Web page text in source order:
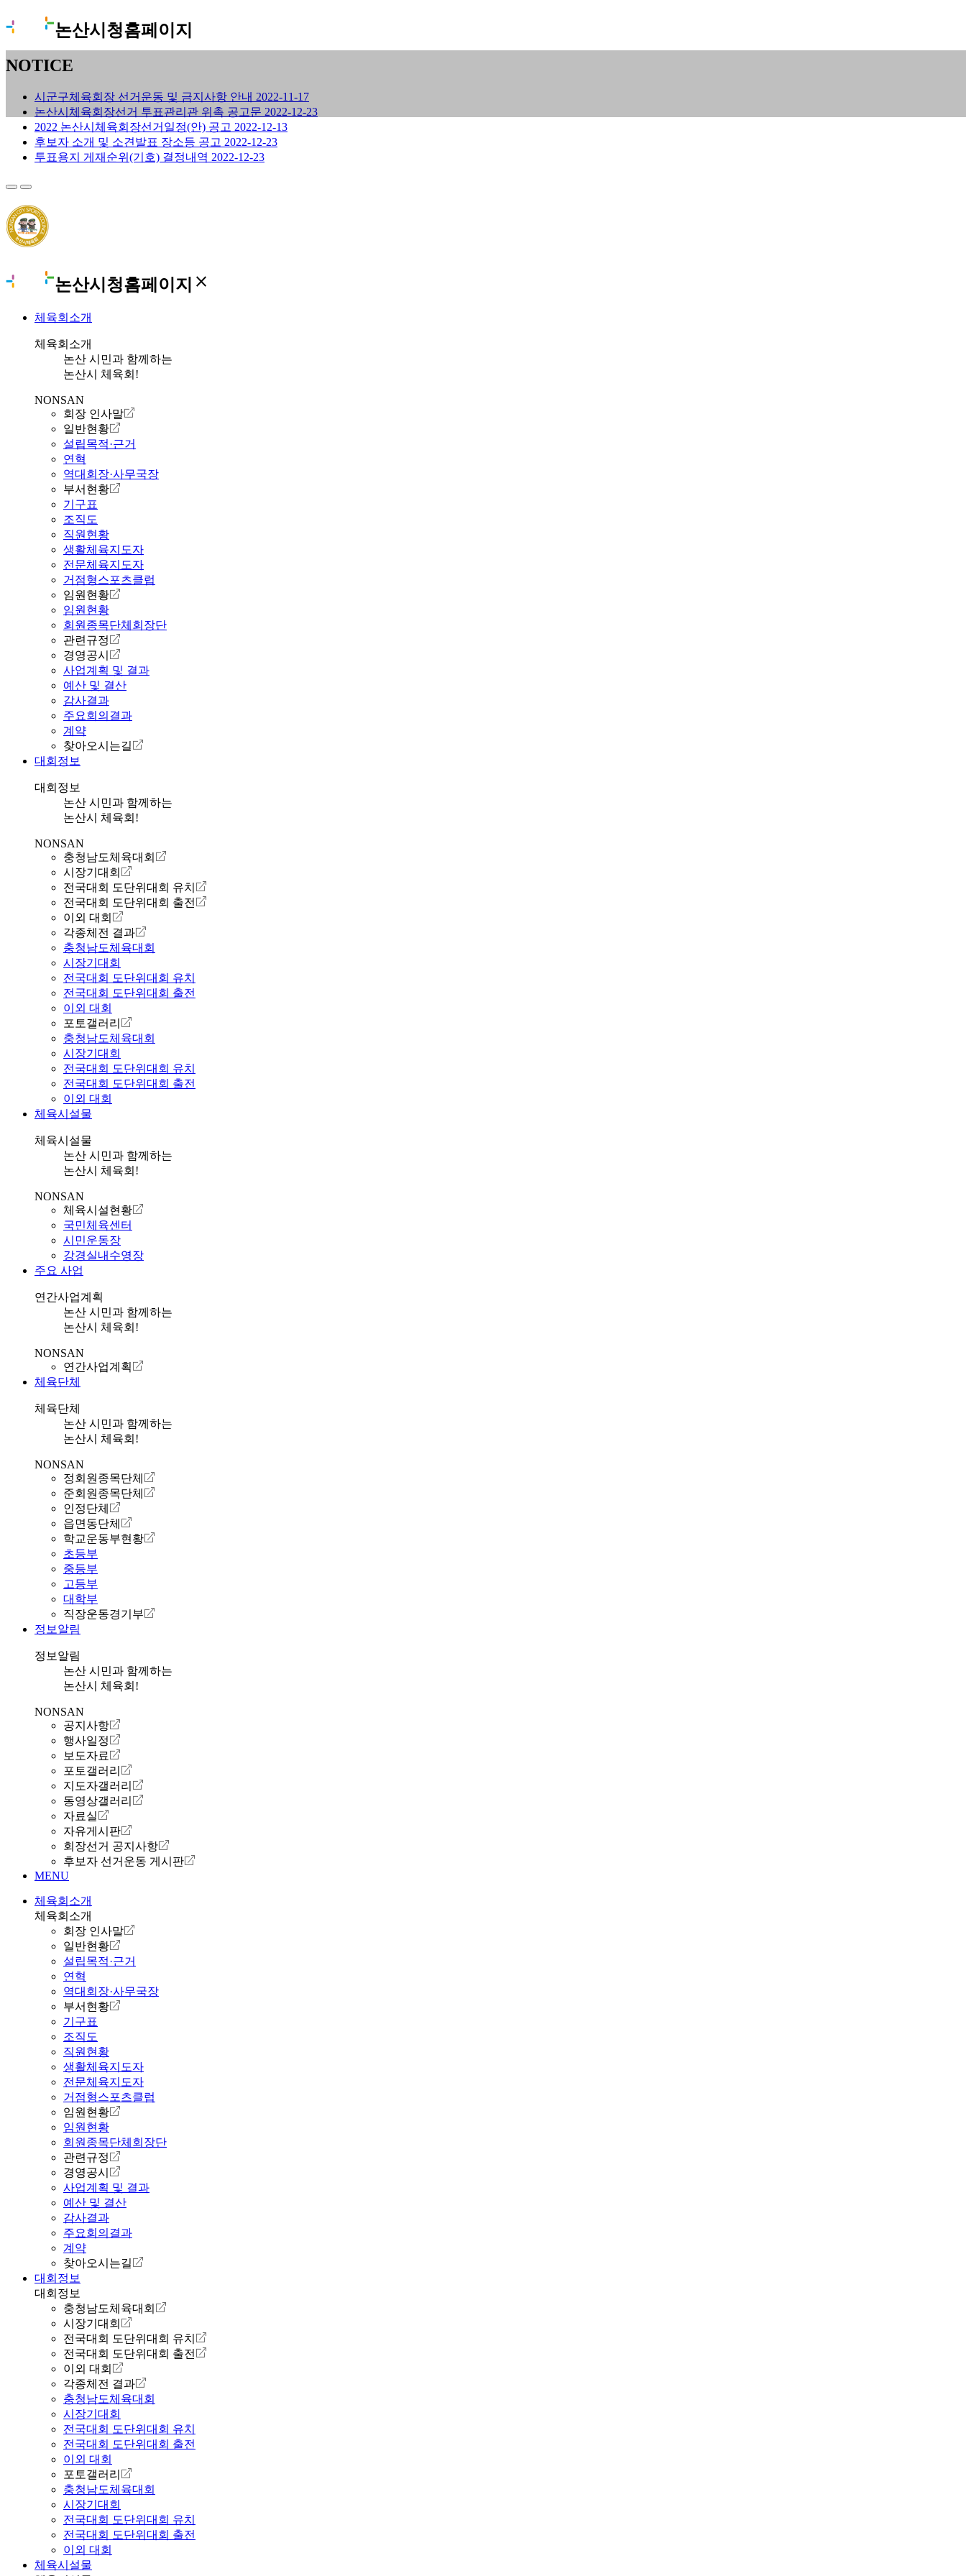
논산시청홈페이지
NOTICE
시군구체육회장 선거운동 및 금지사항 안내 2022-11-17
논산시체육회장선거 투표관리관 위촉 공고문 2022-12-23
2022 논산시체육회장선거일정(안) 공고 2022-12-13
후보자 소개 및 소견발표 장소등 공고 2022-12-23
투표용지 게재순위(기호) 결정내역 2022-12-23
논산시청홈페이지 close
체육회소개
체육회소개
논산 시민과 함께하는
논산시 체육회!
NONSAN
회장 인사말
일반현황
설립목적·근거
연혁
역대회장·사무국장
부서현황
기구표
조직도
직원현황
생활체육지도자
전문체육지도자
거점형스포츠클럽
임원현황
임원현황
회원종목단체회장단
관련규정
경영공시
사업계획 및 결과
예산 및 결산
감사결과
주요회의결과
계약
찾아오시는길
대회정보
대회정보
논산 시민과 함께하는
논산시 체육회!
NONSAN
충청남도체육대회
시장기대회
전국대회 도단위대회 유치
전국대회 도단위대회 출전
이외 대회
각종체전 결과
충청남도체육대회
시장기대회
전국대회 도단위대회 유치
전국대회 도단위대회 출전
이외 대회
포토갤러리
충청남도체육대회
시장기대회
전국대회 도단위대회 유치
전국대회 도단위대회 출전
이외 대회
체육시설물
체육시설물
논산 시민과 함께하는
논산시 체육회!
NONSAN
체육시설현황
국민체육센터
시민운동장
강경실내수영장
주요 사업
연간사업계획
논산 시민과 함께하는
논산시 체육회!
NONSAN
연간사업계획
체육단체
체육단체
논산 시민과 함께하는
논산시 체육회!
NONSAN
정회원종목단체
준회원종목단체
인정단체
읍면동단체
학교운동부현황
초등부
중등부
고등부
대학부
직장운동경기부
정보알림
정보알림
논산 시민과 함께하는
논산시 체육회!
NONSAN
공지사항
행사일정
보도자료
포토갤러리
지도자갤러리
동영상갤러리
자료실
자유게시판
회장선거 공지사항
후보자 선거운동 게시판
MENU
체육회소개
체육회소개
회장 인사말
일반현황
설립목적·근거
연혁
역대회장·사무국장
부서현황
기구표
조직도
직원현황
생활체육지도자
전문체육지도자
거점형스포츠클럽
임원현황
임원현황
회원종목단체회장단
관련규정
경영공시
사업계획 및 결과
예산 및 결산
감사결과
주요회의결과
계약
찾아오시는길
대회정보
대회정보
충청남도체육대회
시장기대회
전국대회 도단위대회 유치
전국대회 도단위대회 출전
이외 대회
각종체전 결과
충청남도체육대회
시장기대회
전국대회 도단위대회 유치
전국대회 도단위대회 출전
이외 대회
포토갤러리
충청남도체육대회
시장기대회
전국대회 도단위대회 유치
전국대회 도단위대회 출전
이외 대회
체육시설물